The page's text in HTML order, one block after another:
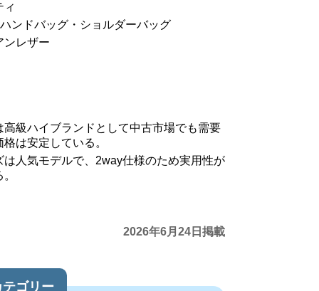
ィ
ンドバッグ・ショルダーバッグ
ンレザー
高級ハイブランドとして中古市場でも需要
は安定している。
は人気モデルで、2way仕様のため実用性が
2026年6月24日掲載
ゴリー